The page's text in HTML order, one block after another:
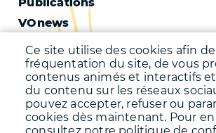
Pied
de
page
-
Second
VOnews
Trafic
Qualité de l'air
Qualité de l'eau
Météo
Ce site utilise des cookies afin
fréquentation du site, de vous
contenus animés et interactifs
du contenu sur les réseaux
pouvez accepter, refuser ou
cookies dès maintenant. Pour en